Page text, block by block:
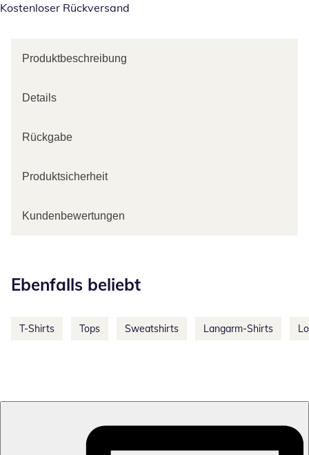
Kostenloser Rückversand
Produktbeschreibung
Details
Rückgabe
Produktsicherheit
Kundenbewertungen
Ebenfalls beliebt
T-Shirts Tops Sweatshirts Langarm-Shirts